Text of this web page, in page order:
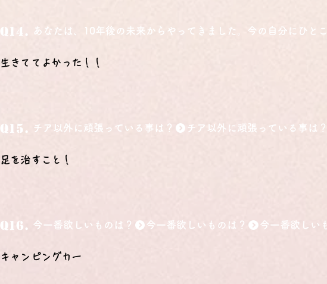
Q14. あなたは、10年後の未来からやってきました。今の自分にひと
生きててよかった！！
Q15. チア以外に頑張っている事は？
足を治すこと！
Q16. 今一番欲しいものは？
キャンピングカー